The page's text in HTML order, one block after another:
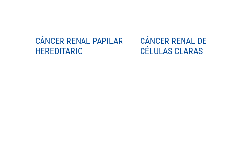
CÁNCER RENAL PAPILAR
HEREDITARIO
CÁNCER RENAL DE
CÉLULAS CLARAS